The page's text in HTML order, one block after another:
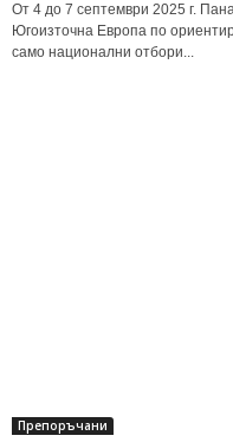
От 4 до 7 септември 2025 г.
Югоизточна Европа по
само национални отбори...
Препоръчани